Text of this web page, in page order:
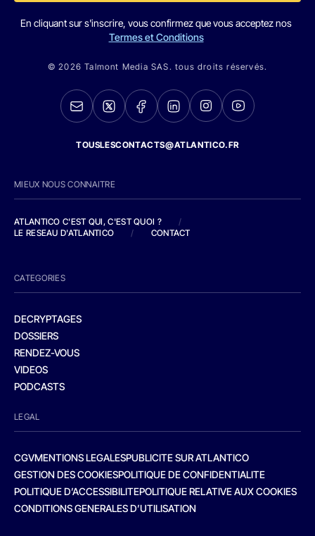
En cliquant sur s'inscrire, vous confirmez que vous acceptez nos
Termes et Conditions
© 2026 Talmont Media SAS. tous droits réservés.
TOUSLESCONTACTS@ATLANTICO.FR
MIEUX NOUS CONNAITRE
ATLANTICO C'EST QUI, C'EST QUOI ?
/
LE RESEAU D'ATLANTICO
/ CONTACT
CATEGORIES
DECRYPTAGES
DOSSIERS
RENDEZ-VOUS
VIDEOS
PODCASTS
LEGAL
CGVMENTIONS LEGALESPUBLICITE SUR ATLANTICO
GESTION DES COOKIESPOLITIQUE DE CONFIDENTIALITE
POLITIQUE D’ACCESSIBILITEPOLITIQUE RELATIVE AUX COOKIES
CONDITIONS GENERALES D’UTILISATION